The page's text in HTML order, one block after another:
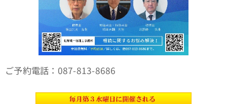
ご予約電話：087-813-8686